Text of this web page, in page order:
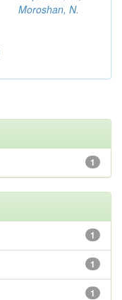
Moroshan, N.
1
1
1
1